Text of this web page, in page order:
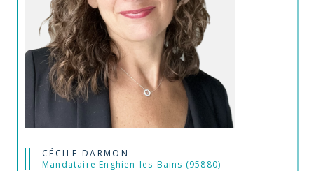
CÉCILE DARMON
Mandataire Enghien-les-Bains (95880)